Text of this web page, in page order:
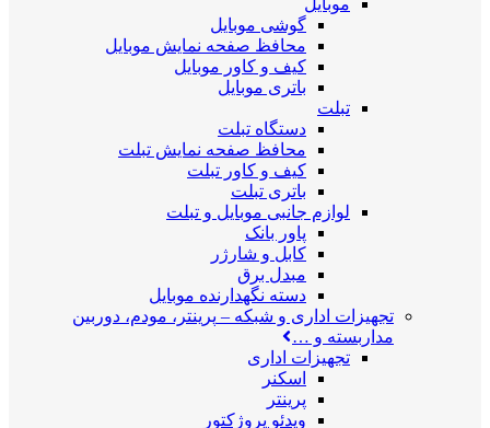
موبایل
گوشی موبایل
محافظ صفحه نمایش موبایل
کیف و کاور موبایل
باتری موبایل
تبلت
دستگاه تبلت
محافظ صفحه نمایش تبلت
کیف و کاور تبلت
باتری تبلت
لوازم جانبی موبایل و تبلت
پاور بانک
کابل و شارژر
مبدل برق
دسته نگهدارنده موبایل
تجهیزات اداری و شبکه – پرینتر، مودم، دوربین
مداربسته و …
تجهیزات اداری
اسکنر
پرینتر
ویدئو پروژکتور